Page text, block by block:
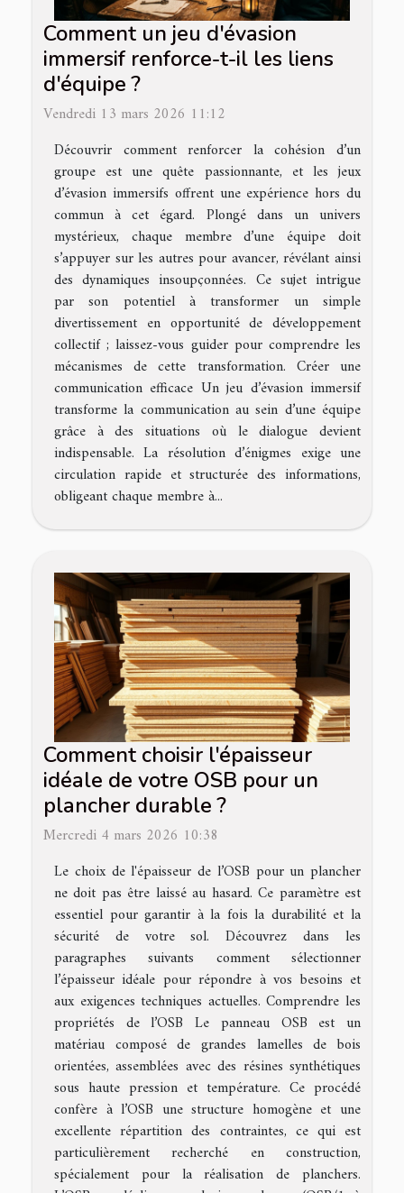
Comment un jeu d'évasion
immersif renforce-t-il les liens
d'équipe ?
Vendredi 13 mars 2026 11:12
Découvrir comment renforcer la cohésion d’un
groupe est une quête passionnante, et les jeux
d’évasion immersifs offrent une expérience hors du
commun à cet égard. Plongé dans un univers
mystérieux, chaque membre d’une équipe doit
s’appuyer sur les autres pour avancer, révélant ainsi
des dynamiques insoupçonnées. Ce sujet intrigue
par son potentiel à transformer un simple
divertissement en opportunité de développement
collectif ; laissez-vous guider pour comprendre les
mécanismes de cette transformation. Créer une
communication efficace Un jeu d’évasion immersif
transforme la communication au sein d’une équipe
grâce à des situations où le dialogue devient
indispensable. La résolution d’énigmes exige une
circulation rapide et structurée des informations,
obligeant chaque membre à...
Comment choisir l'épaisseur
idéale de votre OSB pour un
plancher durable ?
Mercredi 4 mars 2026 10:38
Le choix de l'épaisseur de l’OSB pour un plancher
ne doit pas être laissé au hasard. Ce paramètre est
essentiel pour garantir à la fois la durabilité et la
sécurité de votre sol. Découvrez dans les
paragraphes suivants comment sélectionner
l’épaisseur idéale pour répondre à vos besoins et
aux exigences techniques actuelles. Comprendre les
propriétés de l’OSB Le panneau OSB est un
matériau composé de grandes lamelles de bois
orientées, assemblées avec des résines synthétiques
sous haute pression et température. Ce procédé
confère à l’OSB une structure homogène et une
excellente répartition des contraintes, ce qui est
particulièrement recherché en construction,
spécialement pour la réalisation de planchers.